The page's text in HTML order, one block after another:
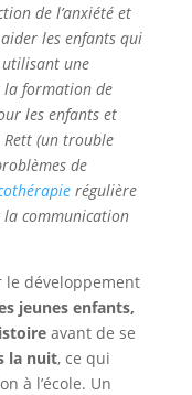
de l’anxiété et
les enfants qui
utilisant une
formation de
les enfants et
Rett (un trouble
de
régulière
communication
le développement
jeunes enfants,
avant de se
la nuit, ce qui
à l’école. Un